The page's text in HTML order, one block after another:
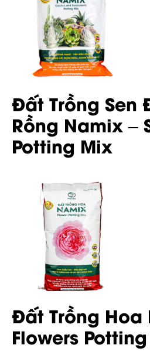
Đất Trồng Sen
Rồng Namix –
Potting Mix
Đất Trồng Hoa
Flowers